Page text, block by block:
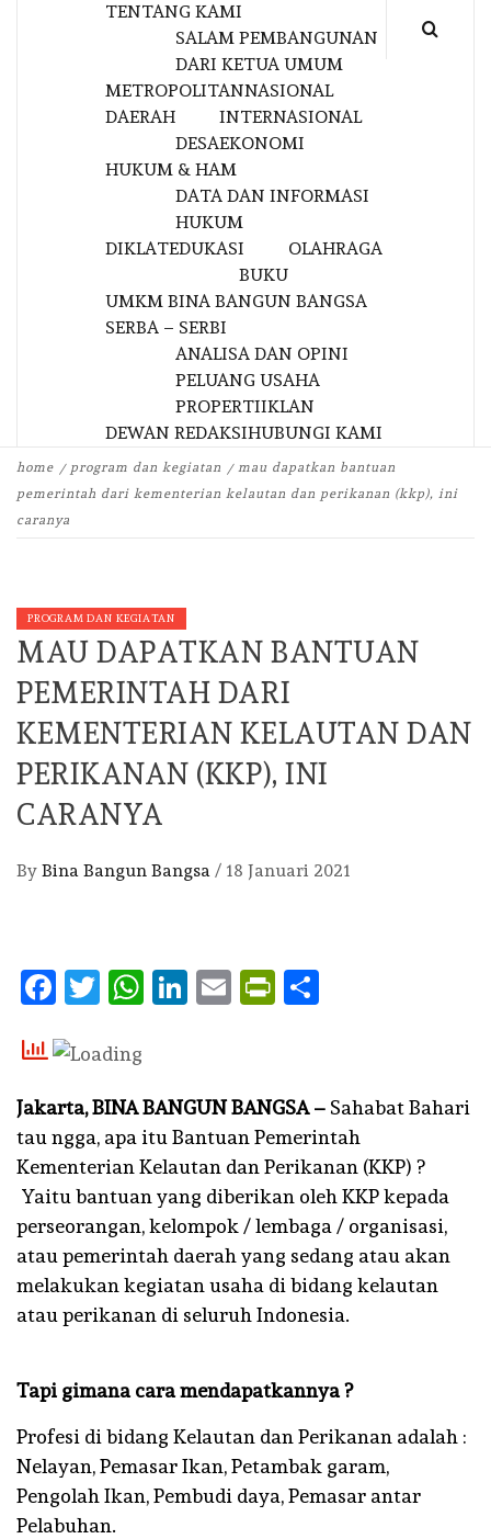
TENTANG KAMI
SALAM PEMBANGUNAN
DARI KETUA UMUM
METROPOLITANNASIONAL
DAERAH
DESA
INTERNASIONAL
EKONOMI
HUKUM & HAM
DATA DAN INFORMASI
HUKUM
DIKLATEDUKASI
BUKU
OLAHRAGA
UMKM BINA BANGUN BANGSA
SERBA – SERBI
ANALISA DAN OPINI
PELUANG USAHA
PROPERTIIKLAN
DEWAN REDAKSIHUBUNGI KAMI
home program dan kegiatan
mau dapatkan bantuan
pemerintah dari kementerian kelautan dan perikanan (kkp), ini
caranya
PROGRAM DAN KEGIATAN
MAU DAPATKAN BANTUAN
PEMERINTAH DARI
KEMENTERIAN KELAUTAN DAN
PERIKANAN (KKP), INI
CARANYA
By Bina Bangun Bangsa / 18 Januari 2021
Facebook
Twitter
WhatsApp
LinkedIn
EmailPrintFriendly
Jakarta, BINA BANGUN BANGSA – Sahabat Bahari
tau ngga, apa itu Bantuan Pemerintah
Kementerian Kelautan dan Perikanan (KKP) ?
Yaitu bantuan yang diberikan oleh KKP kepada
perseorangan, kelompok / lembaga / organisasi,
atau pemerintah daerah yang sedang atau akan
melakukan kegiatan usaha di bidang kelautan
atau perikanan di seluruh Indonesia.
Tapi gimana cara mendapatkannya ?
Profesi di bidang Kelautan dan Perikanan adalah :
Nelayan, Pemasar Ikan, Petambak garam,
Pengolah Ikan, Pembudi daya, Pemasar antar
Pelabuhan.